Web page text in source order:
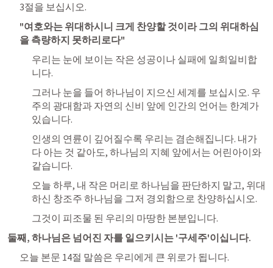
3절을 보십시오.
"여호와는 위대하시니 크게 찬양할 것이라 그의 위대하심
을 측량하지 못하리로다"
우리는 눈에 보이는 작은 성공이나 실패에 일희일비합
니다.
그러나 눈을 들어 하나님이 지으신 세계를 보십시오. 우
주의 광대함과 자연의 신비 앞에 인간의 언어는 한계가
있습니다.
인생의 연륜이 깊어질수록 우리는 겸손해집니다. 내가
다 아는 것 같아도, 하나님의 지혜 앞에서는 어린아이와
같습니다.
오늘 하루, 내 작은 머리로 하나님을 판단하지 말고, 위대
하신 창조주 하나님을 그저 경외함으로 찬양하십시오.
그것이 피조물 된 우리의 마땅한 본분입니다.
둘째, 하나님은 넘어진 자를 일으키시는 '구세주'이십니다.
오늘 본문 14절 말씀은 우리에게 큰 위로가 됩니다.